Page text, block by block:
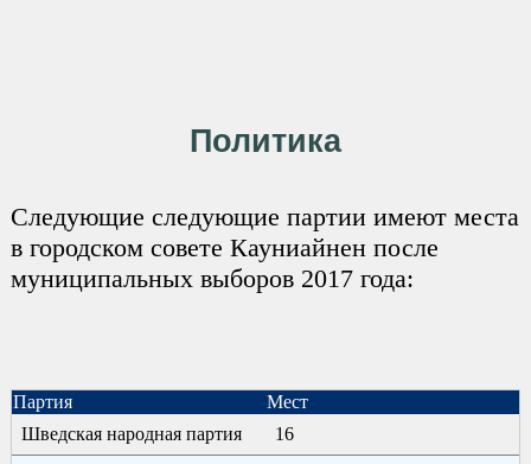
Политика
Следующие следующие партии имеют места
в городском совете Кауниайнен после
муниципальных выборов 2017 года:
Партия
Мест
Шведская народная партия
16